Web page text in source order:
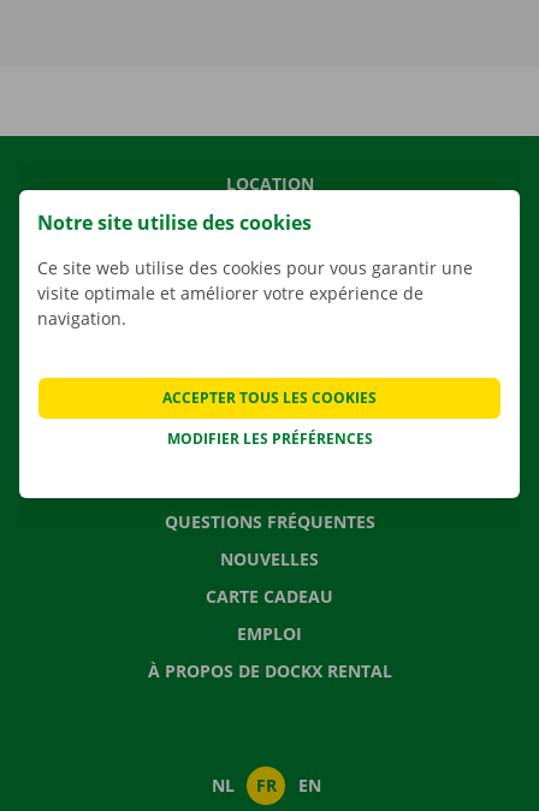
LOCATION
NOS VÉHICULES
NOS SERVICES
AGENCES
QUESTIONS FRÉQUENTES
NOUVELLES
CARTE CADEAU
EMPLOI
À PROPOS DE DOCKX RENTAL
NL FR EN
Notre site utilise des cookies
Ce site web utilise des cookies pour vous garantir une
visite optimale et améliorer votre expérience de
navigation.
MODIFIER LES PRÉFÉRENCES
ACCEPTER TOUS LES COOKIES